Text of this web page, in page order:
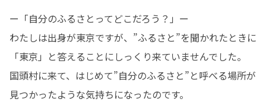
ー「自分のふるさとってどこだろう？」ー
わたしは出身が東京ですが、”ふるさと”を聞かれたときに
「東京」と答えることにしっくり来ていませんでした。
国頭村に来て、はじめて”自分のふるさと”と呼べる場所が
見つかったような気持ちになったのです。